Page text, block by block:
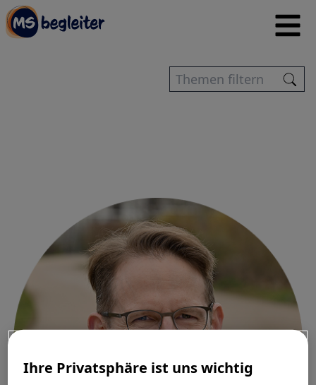
Ihre Privatsphäre ist uns wichtig